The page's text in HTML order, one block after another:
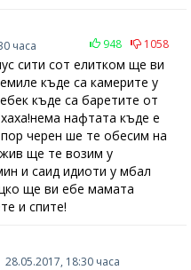
часа 948 1058
сити сот елитком ще ви
къде са камерите у
къде са баретите от
нафтата къде е
черен ше те обесим на
ще те возим у
и саид идиоти у мбал
ще ви ебе мамата
и спите!
28.05.2017, 18:30 часа